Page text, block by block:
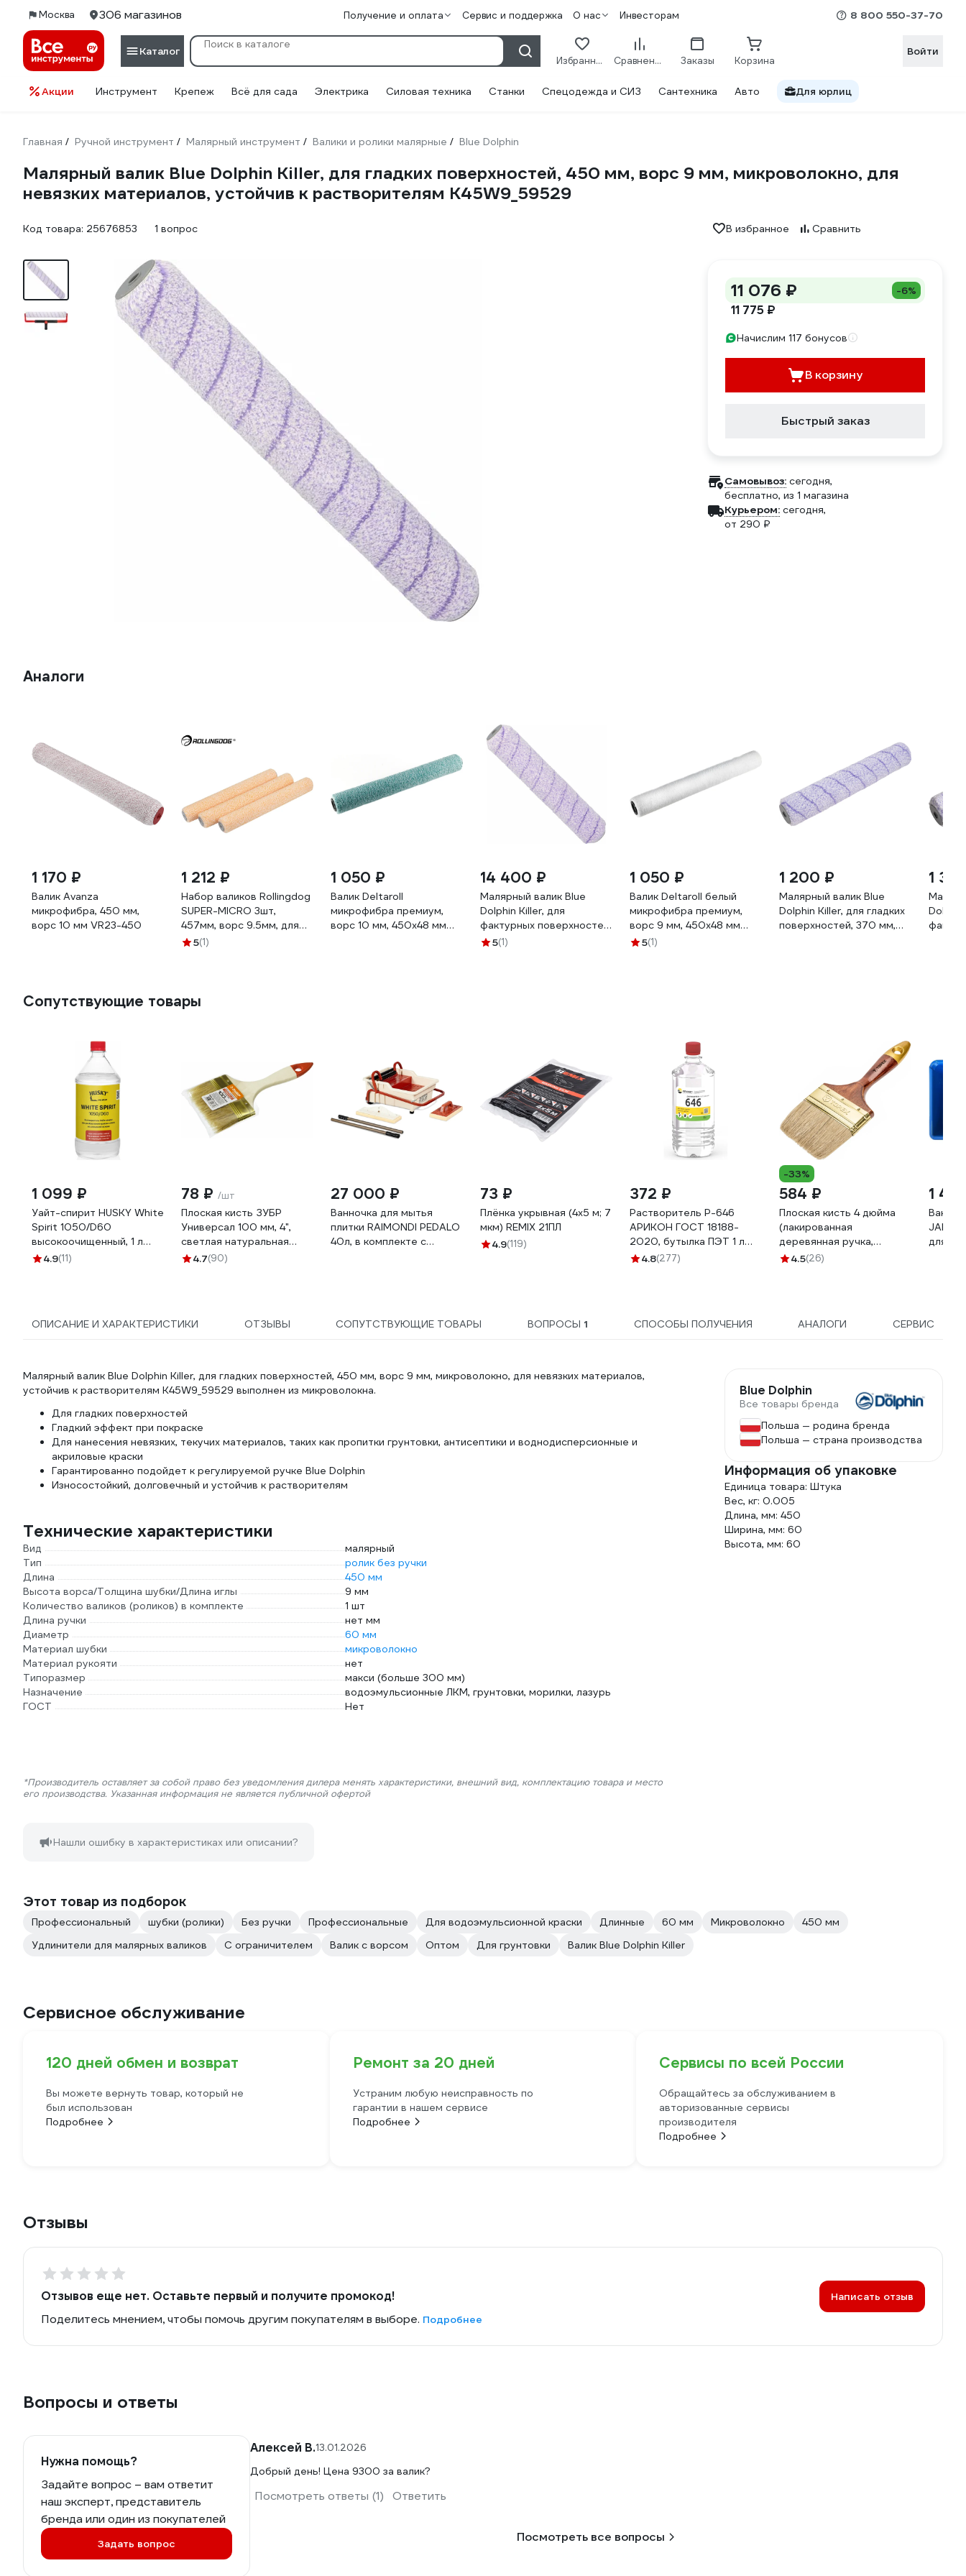
Москва 306 магазинов Получение и оплата Сервис и поддержка О нас Инвесторам 8 800 550-37-70
Каталог
Избранное Сравнение Заказы Корзина
Войти
Акции Инструмент Крепеж Всё для сада Электрика Силовая техника Станки Спецодежда и СИЗ Сантехника Авто Для юрлиц
Главная / Ручной инструмент / Малярный инструмент / Валики и ролики малярные / Blue Dolphin
Малярный валик Blue Dolphin Killer, для гладких поверхностей, 450 мм, ворс 9 мм, микроволокно, для
невязких материалов, устойчив к растворителям K45W9_59529
Код товара: 25676853 1 вопрос В избранное Сравнить
11 076 ₽ -6%
11 775 ₽
Начислим 117 бонусов
В корзину
Быстрый заказ
Самовывоз: сегодня,
бесплатно, из 1 магазина
Курьером: сегодня,
от 290 ₽
Аналоги
1 170 ₽
Валик Avanza
микрофибра, 450 мм,
ворс 10 мм VR23-450
1 212 ₽
Набор валиков Rollingdog
SUPER-MICRO 3шт,
457мм, ворс 9.5мм, для
бюгеля 10мм,
5(1)
1 050 ₽
Валик Deltaroll
микрофибра премиум,
ворс 10 мм, 450x48 мм
14 400 ₽
Малярный валик Blue
Dolphin Killer, для
фактурных поверхностей,
450 мм, ворс 13 мм,
5(1)
1 050 ₽
Валик Deltaroll белый
микрофибра премиум,
ворс 9 мм, 450x48 мм
R09450
5(1)
1 200 ₽
Малярный валик Blue
Dolphin Killer, для гладких
поверхностей, 370 мм,
1
Сопутствующие товары
1 099 ₽
Уайт-спирит HUSKY White
Spirit 1050/D60
высокоочищенный, 1 л
32020
4.9(11)
78 ₽ /шт
Плоская кисть ЗУБР
Универсал 100 мм, 4",
светлая натуральная
щетина 01099-100_z01
4.7(90)
27 000 ₽
Ванночка для мытья
плитки RAIMONDI PEDALO
40л, в комплекте с
73 ₽
Плёнка укрывная (4х5 м; 7
мкм) REMIX 21ПЛ
4.9(119)
372 ₽
Растворитель Р-646
АРИКОН ГОСТ 18188-
2020, бутылка ПЭТ 1 л
RAS6461
4.8(277)
-33%
584 ₽
Плоская кисть 4 дюйма
(лакированная
деревянная ручка,
натуральная щетина, для
4.5(26)
1
Ванна
для
ОПИСАНИЕ И ХАРАКТЕРИСТИКИ ОТЗЫВЫ СОПУТСТВУЮЩИЕ ТОВАРЫ ВОПРОСЫ 1 СПОСОБЫ ПОЛУЧЕНИЯ АНАЛОГИ СЕРВИС
Малярный валик Blue Dolphin Killer, для гладких поверхностей, 450 мм, ворс 9 мм, микроволокно, для невязких материалов,
устойчив к растворителям K45W9_59529 выполнен из микроволокна.
Для гладких поверхностей
Гладкий эффект при покраске
Для нанесения невязких, текучих материалов, таких как пропитки грунтовки, антисептики и воднодисперсионные и
акриловые краски
Гарантированно подойдет к регулируемой ручке Blue Dolphin
Износостойкий, долговечный и устойчив к растворителям
Технические характеристики
Вид
малярный
Тип
ролик без ручки
Длина
450 мм
Высота ворса/Толщина шубки/Длина иглы
9 мм
Количество валиков (роликов) в комплекте
1 шт
Длина ручки
нет мм
Диаметр
60 мм
Материал шубки
микроволокно
Материал рукояти
нет
Типоразмер
макси (больше 300 мм)
Назначение
водоэмульсионные ЛКМ, грунтовки, морилки, лазурь
ГОСТ
Нет
*Производитель оставляет за собой право без уведомления дилера менять характеристики, внешний вид, комплектацию товара и место
его производства. Указанная информация не является публичной офертой
Нашли ошибку в характеристиках или описании?
Blue Dolphin
Все товары бренда
Польша — родина бренда
Польша — страна производства
Информация об упаковке
Единица товара: Штука
Вес, кг: 0.005
Длина, мм: 450
Ширина, мм: 60
Высота, мм: 60
Этот товар из подборок
Профессиональный шубки (ролики) Без ручки Профессиональные Для водоэмульсионной краски Длинные 60 мм Микроволокно
450 мм
Удлинители для малярных валиков
С ограничителем Валик с ворсом Оптом Для грунтовки Валик Blue Dolphin Killer
Сервисное обслуживание
120 дней обмен и возврат
Вы можете вернуть товар, который не
был использован
Подробнее
Ремонт за 20 дней
Устраним любую неисправность по
гарантии в нашем сервисе
Подробнее
Сервисы по всей России
Обращайтесь за обслуживанием в
авторизованные сервисы
производителя
Подробнее
Отзывы
Отзывов еще нет. Оставьте первый и получите промокод!
Поделитесь мнением, чтобы помочь другим покупателям в выборе. Подробнее
Написать отзыв
Вопросы и ответы
Нужна помощь?
Задайте вопрос – вам ответит
наш эксперт, представитель
бренда или один из покупателей
Задать вопрос
Алексей В.13.01.2026
Добрый день! Цена 9300 за валик?
Посмотреть ответы (1) Ответить
Посмотреть все вопросы